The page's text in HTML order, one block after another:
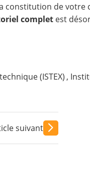
constitution de
complet est
(ISTEX) ,
suivant